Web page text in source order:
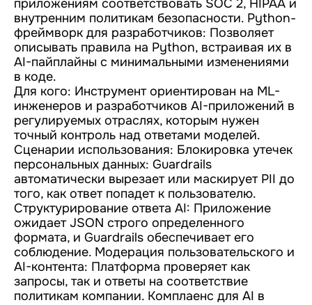
приложениям соответствовать SOC 2, HIPAA и
внутренним политикам безопасности. Python-
фреймворк для разработчиков: Позволяет
описывать правила на Python, встраивая их в
AI-пайплайны с минимальными изменениями
в коде.
Для кого: Инструмент ориентирован на ML-
инженеров и разработчиков AI-приложений в
регулируемых отраслях, которым нужен
точный контроль над ответами моделей.
Сценарии использования: Блокировка утечек
персональных данных: Guardrails
автоматически вырезает или маскирует PII до
того, как ответ попадет к пользователю.
Структурирование ответа AI: Приложение
ожидает JSON строго определенного
формата, и Guardrails обеспечивает его
соблюдение. Модерация пользовательского и
AI-контента: Платформа проверяет как
запросы, так и ответы на соответствие
политикам компании. Комплаенс для AI в